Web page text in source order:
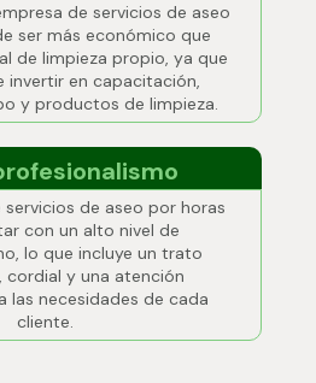
de servicios de aseo
ser más económico que
de limpieza propio, ya que
invertir en capacitación,
y productos de limpieza.
servicios de aseo por horas
con un alto nivel de
lo que incluye un trato
cordial y una atención
las necesidades de cada
cliente.